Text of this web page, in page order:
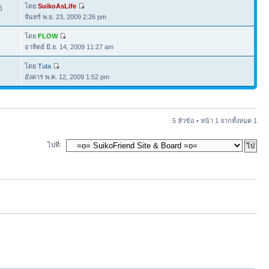
โดยSuikoAsLife
จันทร์ พ.ย. 23, 2009 2:26 pm
โดยFLOW
อาทิตย์ มิ.ย. 14, 2009 11:27 am
โดยTuta
อังคาร พ.ค. 12, 2009 1:52 pm
5 หัวข้อ • หน้า 1 จากทั้งหมด 1
ไปที่: